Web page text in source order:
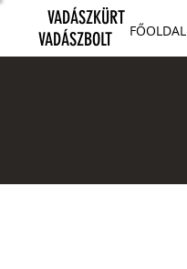
FŐOLDAL
VADÁSZKÜRT
VADÁSZBOLT